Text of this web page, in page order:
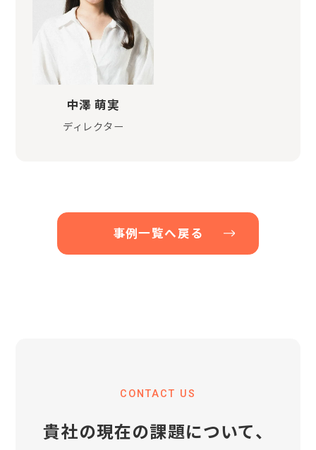
中澤 萌実
ディレクター
事例一覧へ戻る
CONTACT US
貴社の現在の課題について、